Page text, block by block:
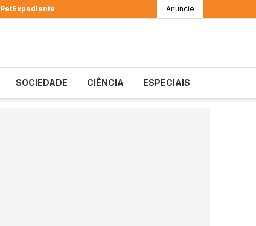
PetExpediente Anuncie
SOCIEDADE CIÊNCIA ESPECIAIS